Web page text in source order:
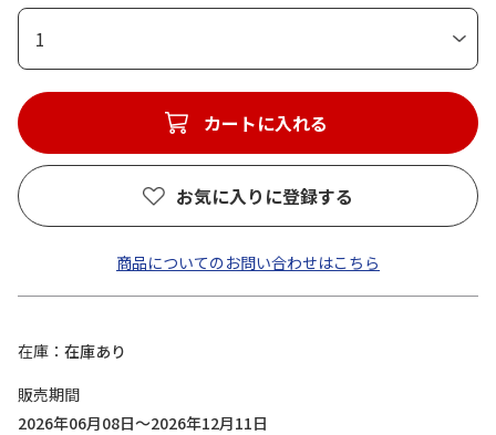
1
カートに入れる
お気に入りに登録する
商品についてのお問い合わせはこちら
在庫
在庫あり
販売期間
2026年06月08日～2026年12月11日